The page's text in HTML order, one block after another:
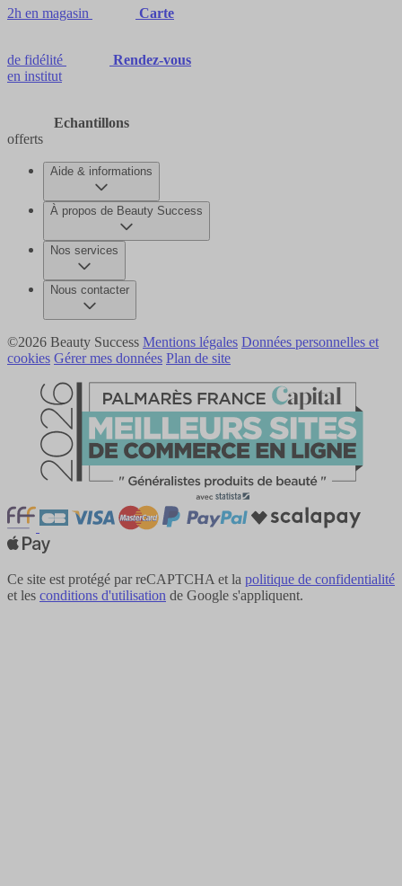
2h en magasin Carte
de fidélité
Rendez-vous
en institut
Echantillons
offerts
Aide & informations
À propos de Beauty Success
Nos services
Nous contacter
©2026 Beauty Success Mentions légales Données personnelles et
cookies Gérer mes données Plan de site
Ce site est protégé par reCAPTCHA et la politique de confidentialité
et les conditions d'utilisation de Google s'appliquent.